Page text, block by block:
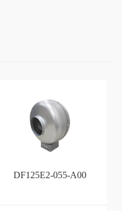
DF125E2-055-A00